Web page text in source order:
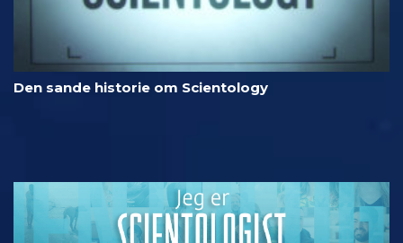
Den sande historie om Scientology